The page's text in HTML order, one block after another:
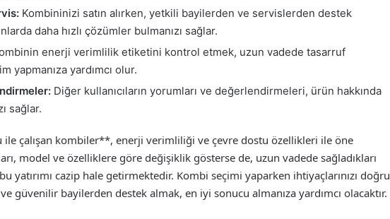
Kombininizi satın alırken, yetkili bayilerden ve servislerden destek
daha hızlı çözümler bulmanızı sağlar.
enerji verimlilik etiketini kontrol etmek, uzun vadede tasarruf
yapmanıza yardımcı olur.
Diğer kullanıcıların yorumları ve değerlendirmeleri, ürün hakkında
sağlar.
ile çalışan kombiler**, enerji verimliliği ve çevre dostu özellikleri ile öne
model ve özelliklere göre değişiklik gösterse de, uzun vadede sağladıkları
yatırımı cazip hale getirmektedir. Kombi seçimi yaparken ihtiyaçlarınızı doğru
güvenilir bayilerden destek almak, en iyi sonucu almanıza yardımcı olacaktır.